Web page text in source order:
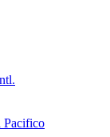
Pacifico